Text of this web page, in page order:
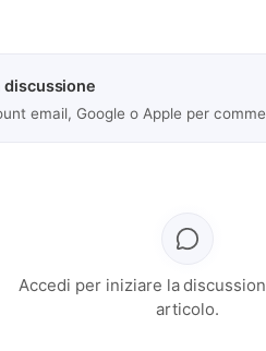
email, Google o Apple per
Accedi per iniziare la
articolo.